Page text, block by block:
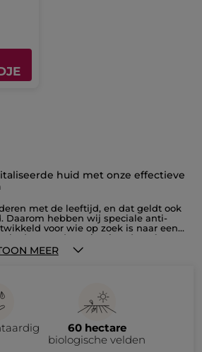
huid met onze effectieve
met de leeftijd, en dat geldt ook
Daarom hebben wij speciale anti-
voor wie op zoek is naar een
hydrateert de anti-aging dagcrème
intensief en corrigeert hij alle tekenen
doeltreffende anti-aging dagcrème
teint. We hebben deze bijzondere
danken aan de plantaardige Nectar uit
om zijn vernieuwende
zorg samengestelde set van deze
naast een dag- en nachtcrème
serum. Deze vloeibare formule verfijnt
MEER
60 hectare
biologische velden